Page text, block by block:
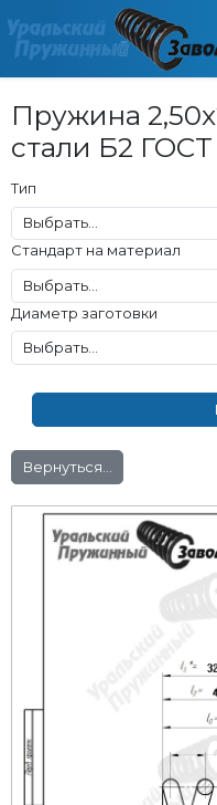
Пружина
стали Б2 ГОСТ
Тип
Стандарт на материал
Диаметр заготовки
Вернуться...